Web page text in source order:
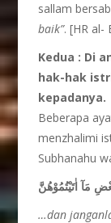
sallam
baik”. [HR al-
Kedua : Di
hak-hak
kepadanya.
Beberapa
menzhalimi
Subhanahu
مَآ اٰتَيْتُمُوْهُنَّ
…dan